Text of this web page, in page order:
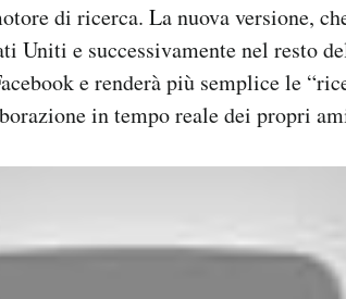
di ricerca. La nuova versione,
Uniti e successivamente nel resto
e renderà più semplice le
in tempo reale dei propri